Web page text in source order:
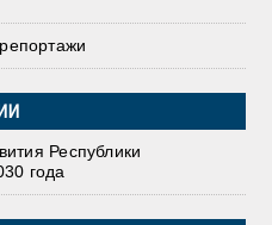
Республики
года